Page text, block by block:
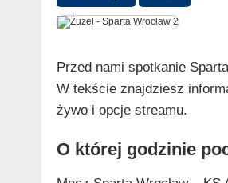
Przed nami spotkanie
W tekście znajdziesz
żywo i opcje streamu.
O której godzinie